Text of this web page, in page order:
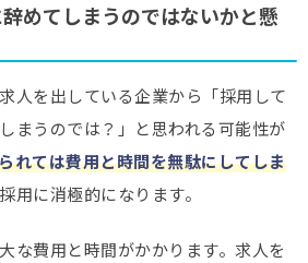
めてしまうのではないかと懸
人を出している企業から「採用して
まうのでは？」と思われる可能性が
れては費用と時間を無駄にしてしま
用に消極的になります。
な費用と時間がかかります。求人を